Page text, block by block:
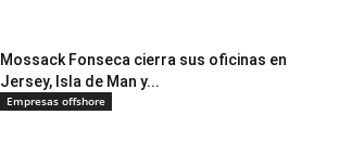
Mossack Fonseca cierra sus oficinas en
Jersey, Isla de Man y...
Empresas offshore